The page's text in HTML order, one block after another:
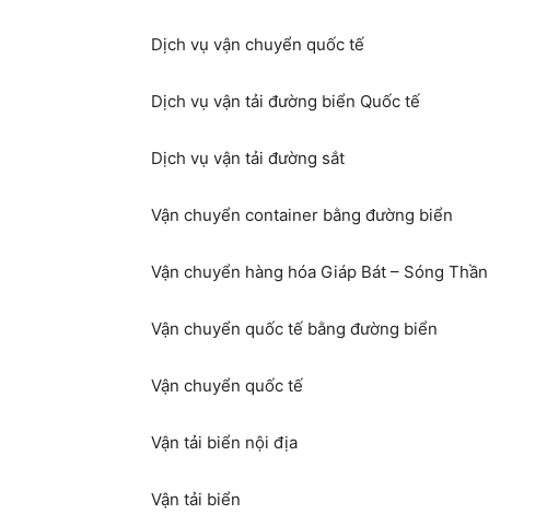
Dịch vụ vận chuyển quốc tế
Dịch vụ vận tải đường biển Quốc tế
Dịch vụ vận tải đường sắt
Vận chuyển container bằng đường biển
Vận chuyển hàng hóa Giáp Bát – Sóng Thần
Vận chuyển quốc tế bằng đường biển
Vận chuyển quốc tế
Vận tải biển nội địa
Vận tải biển